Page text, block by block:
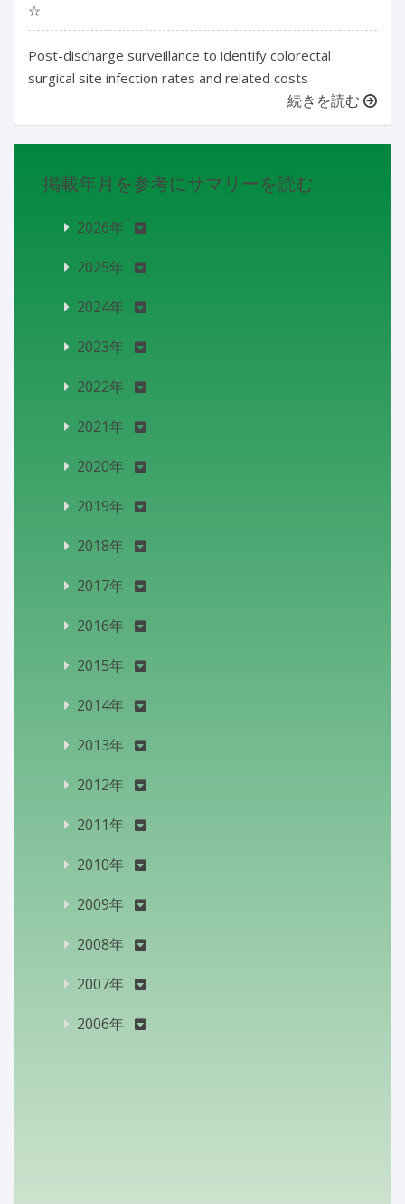
☆
Post-discharge surveillance to identify colorectal
surgical site infection rates and related costs
続きを読む
掲載年月を参考にサマリーを読む
2026年
2025年
2024年
2023年
2022年
2021年
2020年
2019年
2018年
2017年
2016年
2015年
2014年
2013年
2012年
2011年
2010年
2009年
2008年
2007年
2006年